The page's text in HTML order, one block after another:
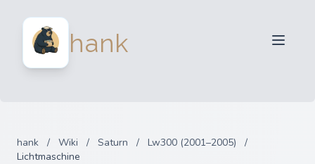
hank
Anmelden
hank / Wiki / Saturn / Lw300 (2001–2005)
/
Lichtmaschine